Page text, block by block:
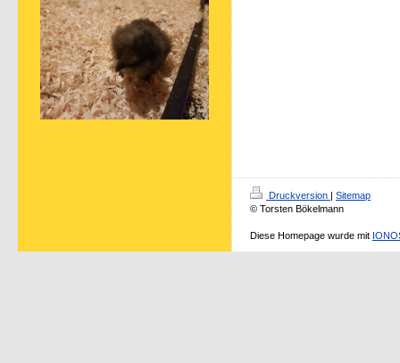
Druckversion | Sitemap
© Torsten Bökelmann
Diese Homepage wurde mit